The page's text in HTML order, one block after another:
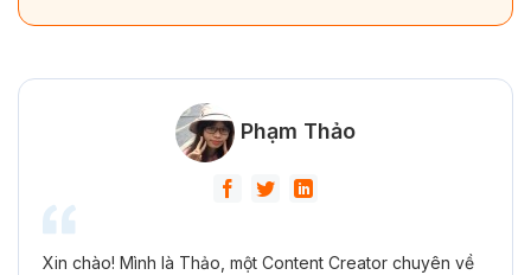
Phạm Thảo
Xin chào! Mình là Thảo, một Content Creator chuyên về